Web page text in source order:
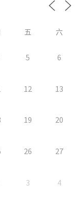
五 六
5 6
12 13
19 20
26 27
3 4